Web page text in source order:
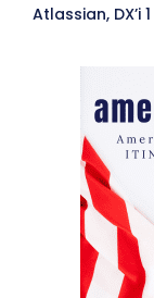
Atlassian, DX’i